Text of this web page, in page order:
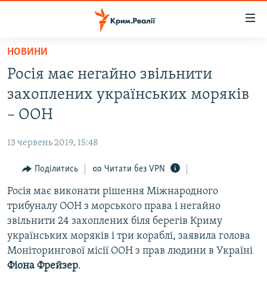
Перейти
основного
матеріалу
Перейти
основної
навігації
Перейти
пошуку
ВІДЕО ТА ФОТО
БЛОГИ
ПОГЛЯД
ІНТЕРВ'Ю
ВСЕ ЗА ДЕНЬ
СПЕЦПРОЕКТИ
ДЕПОРТАЦІЯ
ЯК ОБІЙТИ БЛОКУВАННЯ
НОВИНИ
Росія має негайно звільнити
захоплених українських моряків
– ООН
13 червень 2019, 15:48
Поділитись Читати без VPN
Росія має виконати рішення Міжнародного
трибуналу ООН з морського права і негайно
звільнити 24 захоплених біля берегів Криму
українських моряків і три кораблі, заявила голова
Моніторингової місії ООН з прав людини в Україні
Фіона Фрейзер.